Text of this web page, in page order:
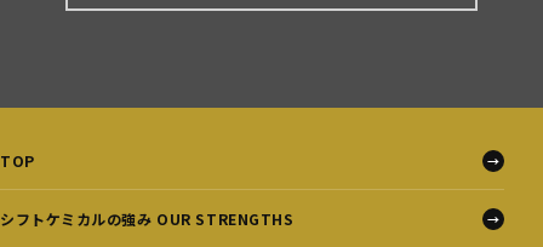
TOP
シフトケミカルの強み OUR STRENGTHS